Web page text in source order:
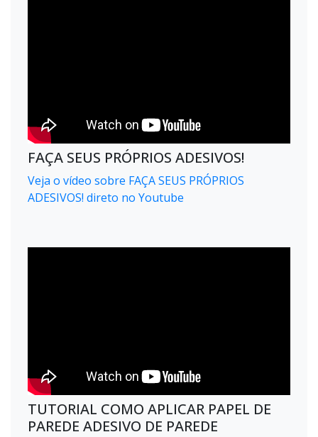
FAÇA SEUS PRÓPRIOS ADESIVOS!
Veja o vídeo sobre FAÇA SEUS PRÓPRIOS
ADESIVOS! direto no Youtube
TUTORIAL COMO APLICAR PAPEL DE
PAREDE ADESIVO DE PAREDE